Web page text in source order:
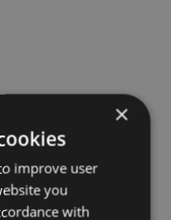
×
improve user
you
with